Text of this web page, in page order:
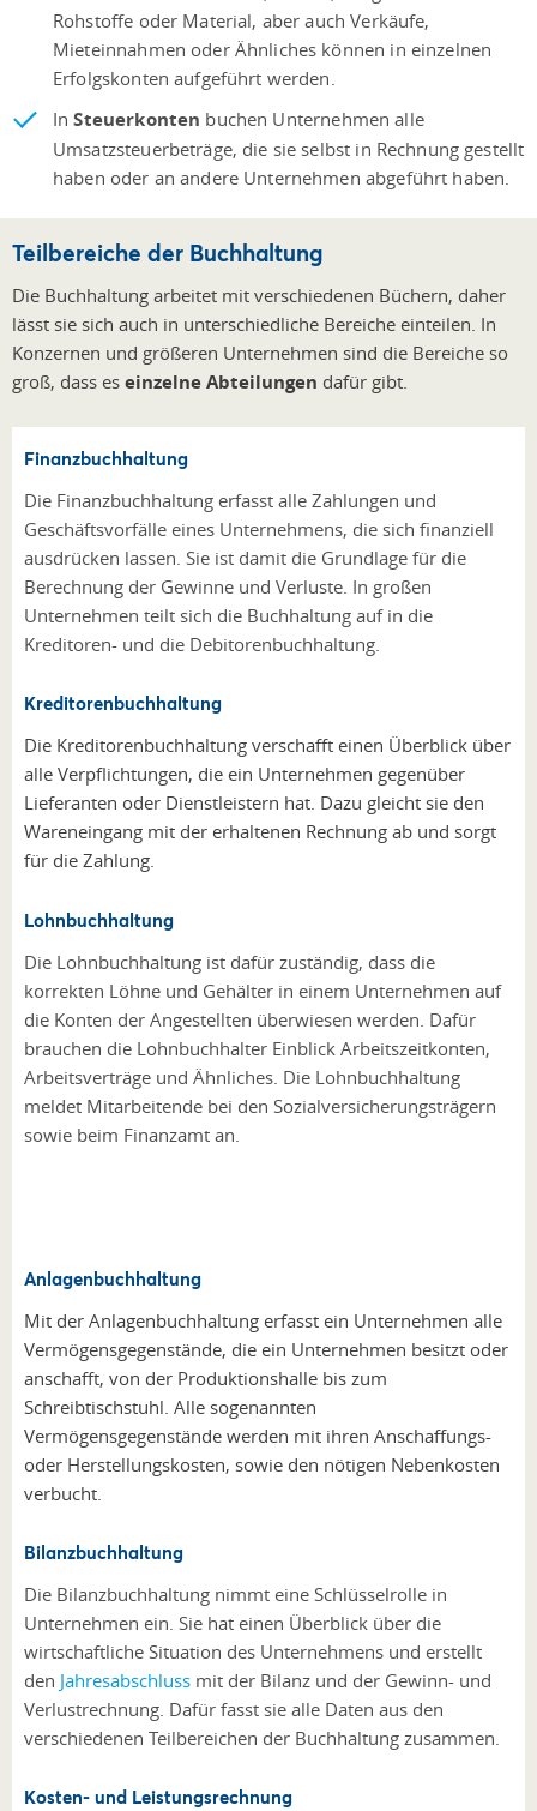
Rohstoffe oder Material, aber auch Verkäufe,
Mieteinnahmen oder Ähnliches können in einzelnen
Erfolgskonten aufgeführt werden.
InSteuerkonten buchen Unternehmen alle
Umsatzsteuerbeträge, die sie selbst in Rechnung gestellt
haben oder an andere Unternehmen abgeführt haben.
Teilbereiche der Buchhaltung
Die Buchhaltung arbeitet mit verschiedenen Büchern, daher
lässt sie sich auch in unterschiedliche Bereiche einteilen. In
Konzernen und größeren Unternehmen sind die Bereiche so
groß, dass es einzelne Abteilungen dafür gibt.
Finanzbuchhaltung
Die Finanzbuchhaltung erfasst alle Zahlungen und
Geschäftsvorfälle eines Unternehmens, die sich finanziell
ausdrücken lassen. Sie ist damit die Grundlage für die
Berechnung der Gewinne und Verluste. In großen
Unternehmen teilt sich die Buchhaltung auf in die
Kreditoren- und die Debitorenbuchhaltung.
Kreditorenbuchhaltung
Die Kreditorenbuchhaltung verschafft einen Überblick über
alle Verpflichtungen, die ein Unternehmen gegenüber
Lieferanten oder Dienstleistern hat. Dazu gleicht sie den
Wareneingang mit der erhaltenen Rechnung ab und sorgt
für die Zahlung.
Lohnbuchhaltung
Die Lohnbuchhaltung ist dafür zuständig, dass die
korrekten Löhne und Gehälter in einem Unternehmen auf
die Konten der Angestellten überwiesen werden. Dafür
brauchen die Lohnbuchhalter Einblick Arbeitszeitkonten,
Arbeitsverträge und Ähnliches. Die Lohnbuchhaltung
meldet Mitarbeitende bei den Sozialversicherungsträgern
sowie beim Finanzamt an.
Anlagenbuchhaltung
Mit der Anlagenbuchhaltung erfasst ein Unternehmen alle
Vermögensgegenstände, die ein Unternehmen besitzt oder
anschafft, von der Produktionshalle bis zum
Schreibtischstuhl. Alle sogenannten
Vermögensgegenstände werden mit ihren Anschaffungs-
oder Herstellungskosten, sowie den nötigen Nebenkosten
verbucht.
Bilanzbuchhaltung
Die Bilanzbuchhaltung nimmt eine Schlüsselrolle in
Unternehmen ein. Sie hat einen Überblick über die
wirtschaftliche Situation des Unternehmens und erstellt
den Jahresabschluss mit der Bilanz und der Gewinn- und
Verlustrechnung. Dafür fasst sie alle Daten aus den
verschiedenen Teilbereichen der Buchhaltung zusammen.
Kosten- und Leistungsrechnung